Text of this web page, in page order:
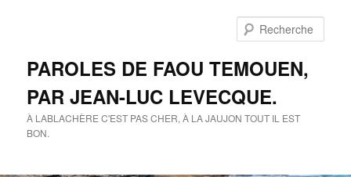
PAROLES DE FAOU TEMOUEN,
PAR JEAN-LUC LEVECQUE.
À LABLACHÈRE C'EST PAS CHER, À LA JAUJON TOUT IL EST
BON.